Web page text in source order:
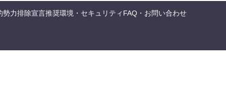
勢力排除宣言推奨環境・セキュリティ FAQ・お問い合わせ